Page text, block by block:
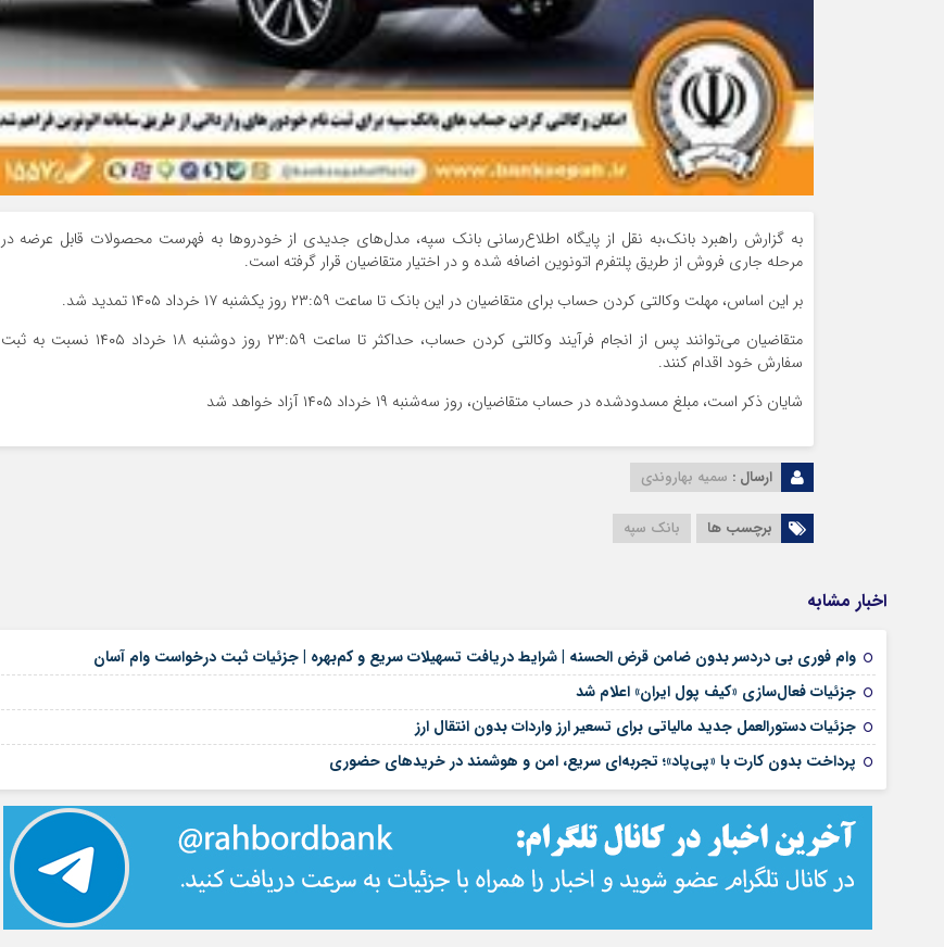
به گزارش راهبرد بانک،به نقل از پایگاه اطلاع‌رسانی بانک سپه، مدل‌های جدیدی از خودروها به فهرست محصولات قابل عرضه در
مرحله جاری فروش از طریق پلتفرم اتونوین اضافه شده و در اختیار متقاضیان قرار گرفته است.
بر این اساس، مهلت وکالتی کردن حساب برای متقاضیان در این بانک‌ تا ساعت ۲۳:۵۹ روز یکشنبه ۱۷ خرداد ۱۴۰۵ تمدید شد.
متقاضیان می‌توانند پس از انجام فرآیند وکالتی کردن حساب، حداکثر تا ساعت ۲۳:۵۹ روز دوشنبه ۱۸ خرداد ۱۴۰۵ نسبت به ثبت
سفارش خود اقدام کنند.
شایان ذکر است، مبلغ مسدودشده در حساب متقاضیان، روز سه‌شنبه ۱۹ خرداد ۱۴۰۵ آزاد خواهد شد
ارسال : سمیه بهاروندی
برچسب ها بانک سپه
اخبار مشابه
وام فوری بی دردسر بدون ضامن قرض الحسنه | شرایط دریافت تسهیلات سریع و کم‌بهره | جزئیات ثبت درخواست وام آسان
جزئیات فعال‌سازی «کیف پول ایران» اعلام شد
جزئیات دستورالعمل جدید مالیاتی برای تسعیر ارز واردات بدون انتقال ارز
پرداخت بدون کارت با «پی‌پاد»؛ تجربه‌ای سریع، امن و هوشمند در خریدهای حضوری